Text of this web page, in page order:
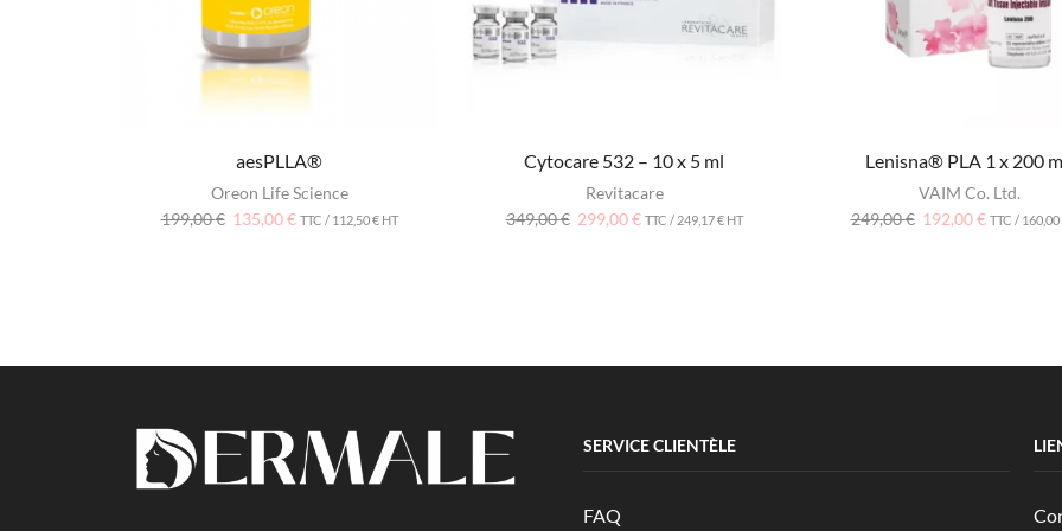
aesPLLA®
Oreon Life Science
199,00€ 135,00€ TTC / 112,50€HT
Cytocare 532 – 10 x 5 ml
Revitacare
349,00€ 299,00€ TTC / 249,17€HT
Lenisna® PLA 1 x 200
VAIM Co. Ltd.
249,00€ 192,00€ TTC / 160,00
SERVICE CLIENTÈLE
FAQ